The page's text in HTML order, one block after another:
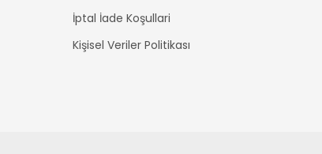
İptal İade Koşullari
Kişisel Veriler Politikası